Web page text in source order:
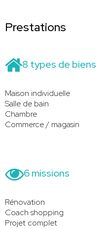
Prestations
8 types de biens
Maison individuelle
Salle de bain
Chambre
Commerce / magasin
6 missions
Rénovation
Coach shopping
Projet complet